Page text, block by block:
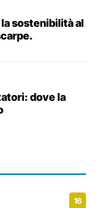
sostenibilità al
dove la
16